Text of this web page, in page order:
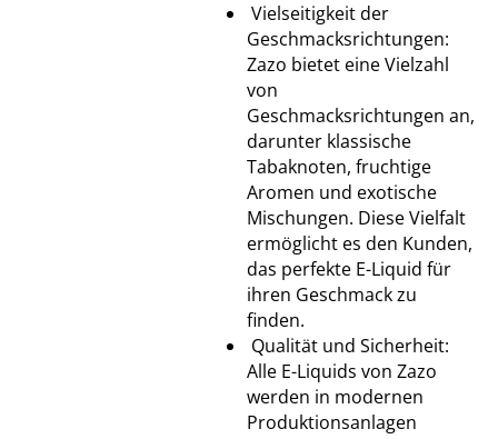
Vielseitigkeit der
Geschmacksrichtungen:
Zazo bietet eine Vielzahl
von
Geschmacksrichtungen an,
darunter klassische
Tabaknoten, fruchtige
Aromen und exotische
Mischungen. Diese Vielfalt
ermöglicht es den Kunden,
das perfekte E-Liquid für
ihren Geschmack zu
finden.
Qualität und Sicherheit:
Alle E-Liquids von Zazo
werden in modernen
Produktionsanlagen